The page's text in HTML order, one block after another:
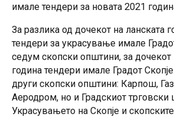
имале тендери за новата 2021
За разлика од дочекот на ланската
тендери за украсување имале
седум скопски општини, за дочекот
година тендери имале Градот
други скопски општини: Карпош,
Аеродром, но и Градскиот трговски
Украсувањето на Скопје и